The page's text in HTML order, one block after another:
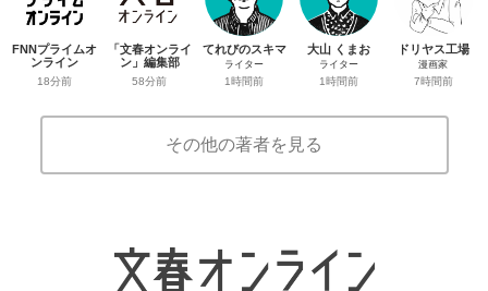
FNNプライムオ
ンライン
18分前
「文春オンライ
ン」編集部
58分前
てれびのスキマ
ライター
1時間前
大山 くまお
ライター
1時間前
ドリヤス工場
漫画家
7時間前
その他の著者を見る